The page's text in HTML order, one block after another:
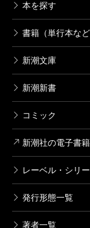
本を探す
書籍（単行本など
新潮文庫
新潮新書
コミック
新潮社の電子書籍
レーベル・シリ
発行形態一覧
著者一覧